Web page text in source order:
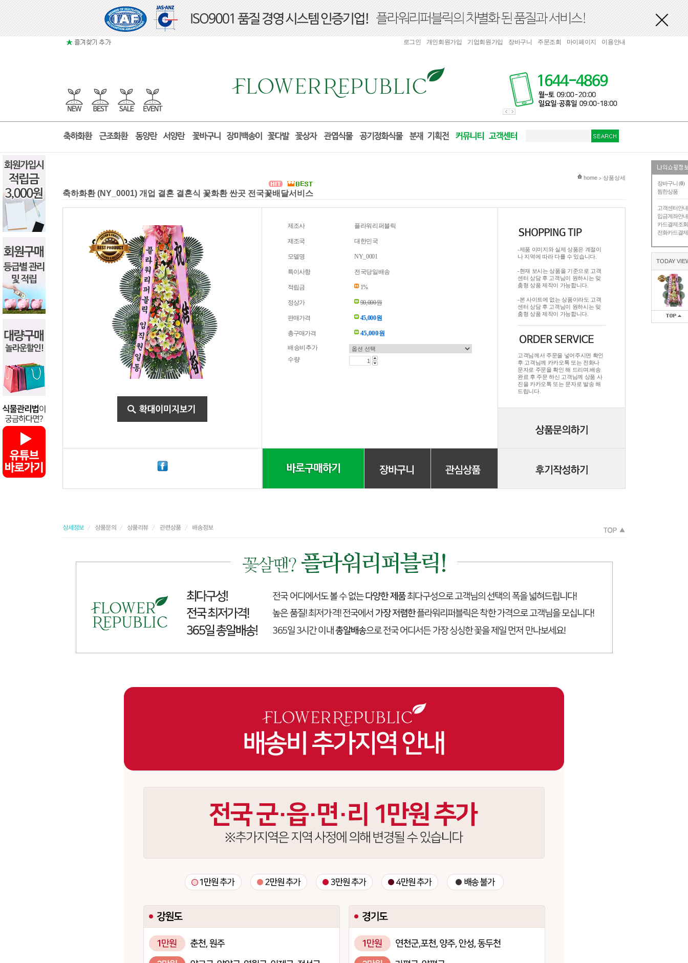
장바구니 (0)
찜한상품
고객센터안내
입금계좌안내
카드결제조회
전화카드결제
TODAY
로그인 개인회원가입 기업회원가입 장바구니 주문조회 마이페이지 이용안내
현재 위치
home > 상품상세
축하화환 (NY_0001) 개업 결혼 결혼식 꽃화환 싼곳 전국꽃배달서비스
제조사 플라워리퍼블릭
제조국 대한민국
모델명 NY_0001
특이사항 전국당일배송
적립금 1%
정상가 90,000원
판매가격 45,000원
총구매가격 45,000원
배송비추가
수량
-제품 이미지와 실제 상품은 계절이
나 지역에 따라 다를 수 있습니다.
-현재 보시는 상품을 기준으로 고객
센터 상담 후 고객님이 원하시는 맞
춤형 상품 제작이 가능합니다.
-본 사이트에 없는 상품이라도 고객
센터 상담 후 고객님이 원하시는 맞
춤형 상품 제작이 가능합니다.
고객님께서 주문을 넣어주시면 확인
후 고객님께 카카오톡 또는 전화나
문자로 주문을 확인 해 드리며.배송
완료 후 주문 하신 고객님께 상품 사
진을 카카오톡 또는 문자로 발송 해
드립니다.